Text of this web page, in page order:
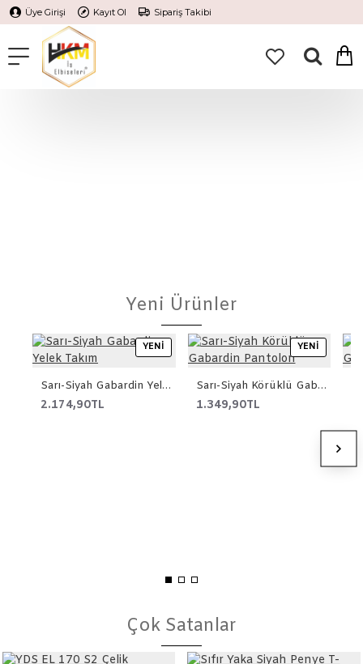
Üye Girişi Kayıt Ol Sipariş Takibi
Yeni Ürünler
YENI
Sarı-Siyah Gabardin Yelek Takım
2.174,90TL
YENI
Sarı-Siyah Körüklü Gabardin Pantolon
1.349,90TL
Çok Satanlar